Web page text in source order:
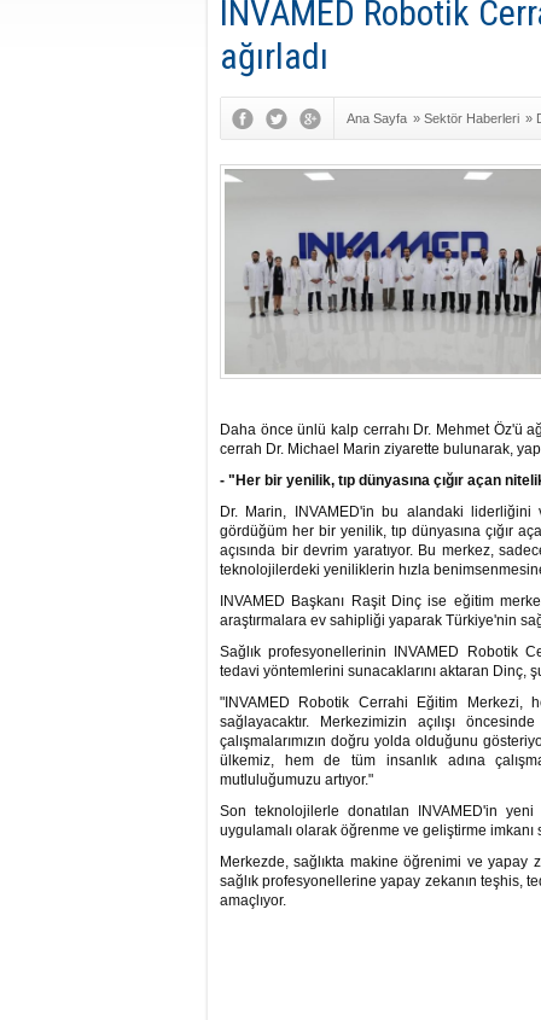
INVAMED Robotik
ağırladı
Ana Sayfa » Sektör Haberleri »
Daha önce ünlü kalp cerrahı Dr. Mehmet Öz'ü
cerrah Dr. Michael Marin ziyarette bulunarak,
- "Her bir yenilik, tıp dünyasına çığır açan
Dr. Marin, INVAMED'in bu alandaki liderliğini
gördüğüm her bir yenilik, tıp dünyasına çığır
açısında bir devrim yaratıyor. Bu merkez,
teknolojilerdeki yeniliklerin hızla
INVAMED Başkanı Raşit Dinç ise eğitim
araştırmalara ev sahipliği yaparak Türkiye'nin
Sağlık profesyonellerinin INVAMED Robotik
tedavi yöntemlerini sunacaklarını aktaran Dinç,
"INVAMED Robotik Cerrahi Eğitim Merkezi,
sağlayacaktır. Merkezimizin açılışı
çalışmalarımızın doğru yolda olduğunu
ülkemiz, hem de tüm insanlık adına
mutluluğumuzu artıyor."
Son teknolojilerle donatılan INVAMED'in
uygulamalı olarak öğrenme ve geliştirme imkanı
Merkezde, sağlıkta makine öğrenimi ve yapay
sağlık profesyonellerine yapay zekanın teşhis,
amaçlıyor.